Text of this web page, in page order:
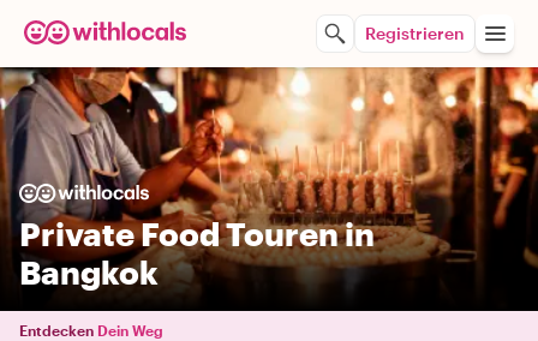
Registrieren
Private Food Touren in
Bangkok
Entdecken Dein Weg